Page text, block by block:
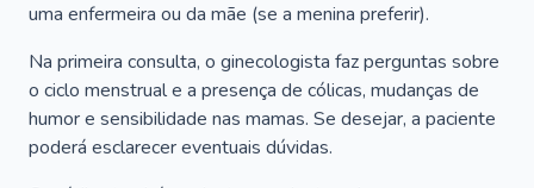
uma enfermeira ou da mãe (se a menina preferir).
Na primeira consulta, o ginecologista faz perguntas sobre
o ciclo menstrual e a presença de cólicas, mudanças de
humor e sensibilidade nas mamas. Se desejar, a paciente
poderá esclarecer eventuais dúvidas.